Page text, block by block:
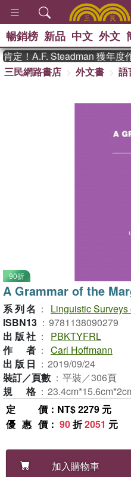
熱
偉
暢銷榜 新品 中文 外文
定！A.F. Steadman 獲年度
三民網路書店
外文書 語
90折
A Grammar of the
系列名 ：
Linguistic Surveys
ISBN13 ： 9781138090279
出版社 ：
PBKTYFRL
作者 ： Carl Hoffmann
出版日 ： 2019/09/24
裝訂／頁數 ： 平裝／306頁
規格 ：
定價 ：NT$ 2279 元
優惠價 ： 90折2051 元
加入購物車